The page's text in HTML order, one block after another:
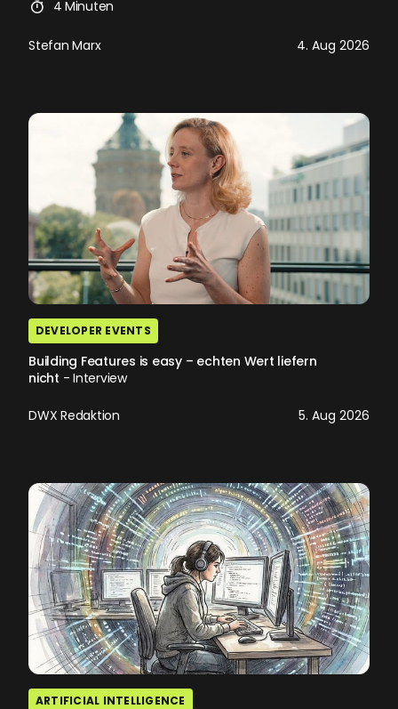
4 Minuten
Stefan Marx 4. Aug 2026
DEVELOPER EVENTS
Building Features is easy – echten Wert liefern
nicht - Interview
DWX Redaktion 5. Aug 2026
ARTIFICIAL INTELLIGENCE